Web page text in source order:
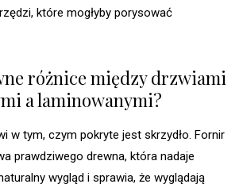
które mogłyby porysować
różnice między drzwiami
a laminowanymi?
w tym, czym pokryte jest skrzydło. Fornir
prawdziwego drewna, która nadaje
wygląd i sprawia, że wyglądają